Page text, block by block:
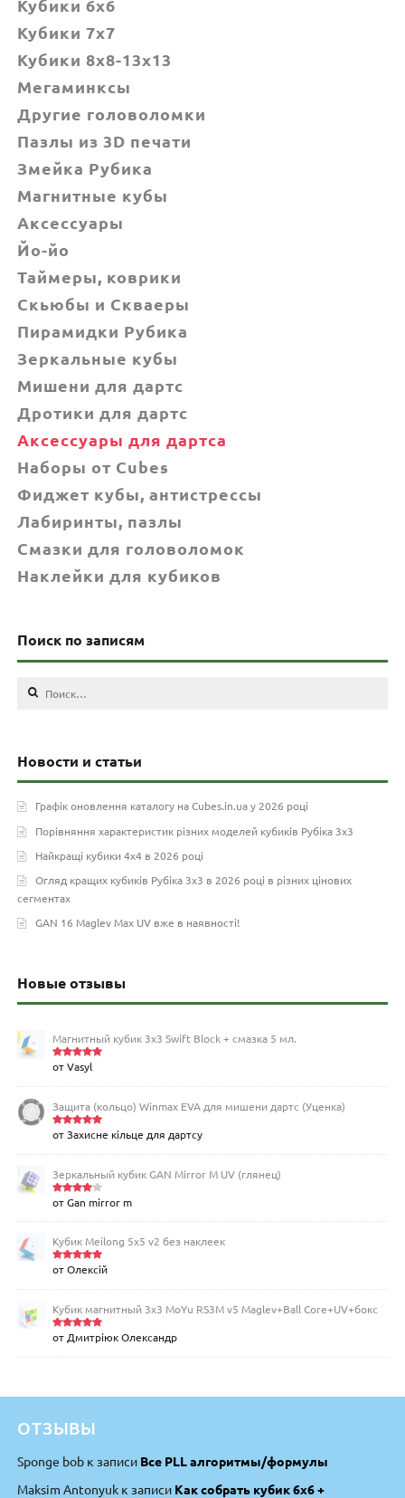
Кубики 6х6
Кубики 7х7
Кубики 8x8-13x13
Мегаминксы
Другие головоломки
Пазлы из 3D печати
Змейка Рубика
Магнитные кубы
Аксессуары
Йо-йо
Таймеры, коврики
Скьюбы и Скваеры
Пирамидки Рубика
Зеркальные кубы
Мишени для дартс
Дротики для дартс
Аксессуары для дартса
Наборы от Cubes
Фиджет кубы, антистрессы
Лабиринты, пазлы
Смазки для головоломок
Наклейки для кубиков
Поиск по записям
Найти:
Новости и статьи
Графік оновлення каталогу на Cubes.in.ua у 2026 році
Порівняння характеристик різних моделей кубиків Рубіка 3х3
Найкращі кубики 4х4 в 2026 році
Огляд кращих кубиків Рубіка 3х3 в 2026 році в різних цінових
сегментах
GAN 16 Maglev Max UV вже в наявності!
Новые отзывы
Магнитный кубик 3х3 Swift Block + смазка 5 мл.
Оценка
от Vasyl
Защита (кольцо) Winmax EVA для мишени дартс (Уценка)
Оценка5
от Захисне кільце для дартсу
Зеркальный кубик GAN Mirror M UV (глянец)
Оценка
от Gan mirror m
Кубик Meilong 5x5 v2 без наклеек
Оценка5
от Олексій
Кубик магнитный 3х3 MoYu RS3M v5 Maglev+Ball Core+UV+бокс
Оценка5
от Дмитріюк Олександр
ОТЗЫВЫ
Sponge bob к записи Все PLL алгоритмы/формулы
Maksim Antonyuk к записи Как собрать кубик 6х6 +